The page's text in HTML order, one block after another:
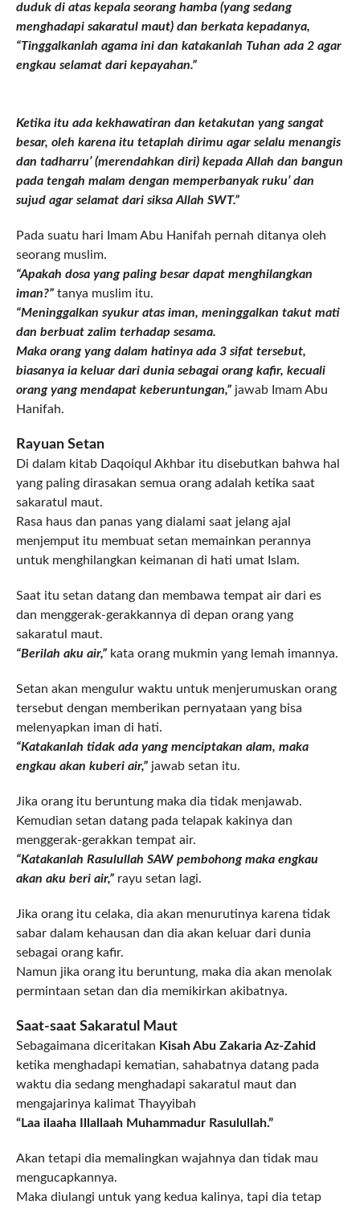
duduk di atas kepala seorang hamba (yang sedang
menghadapi sakaratul maut) dan berkata kepadanya,
“Tinggalkanlah agama ini dan katakanlah Tuhan ada 2 agar
engkau selamat dari kepayahan.”
Ketika itu ada kekhawatiran dan ketakutan yang sangat
besar, oleh karena itu tetaplah dirimu agar selalu menangis
dan tadharru’ (merendahkan diri) kepada Allah dan bangun
pada tengah malam dengan memperbanyak ruku’ dan
sujud agar selamat dari siksa Allah SWT.”
Pada suatu hari Imam Abu Hanifah pernah ditanya oleh
seorang muslim.
“Apakah dosa yang paling besar dapat menghilangkan
iman?”tanya muslim itu.
“Meninggalkan syukur atas iman, meninggalkan takut mati
dan berbuat zalim terhadap sesama.
Maka orang yang dalam hatinya ada 3 sifat tersebut,
biasanya ia keluar dari dunia sebagai orang kafir, kecuali
orang yang mendapat keberuntungan,” jawab Imam Abu
Hanifah.
Rayuan Setan
Di dalam kitab Daqoiqul Akhbar itu disebutkan bahwa hal
yang paling dirasakan semua orang adalah ketika saat
sakaratul maut.
Rasa haus dan panas yang dialami saat jelang ajal
menjemput itu membuat setan memainkan perannya
untuk menghilangkan keimanan di hati umat Islam.
Saat itu setan datang dan membawa tempat air dari es
dan menggerak-gerakkannya di depan orang yang
sakaratul maut.
“Berilah aku air,”kata orang mukmin yang lemah imannya.
Setan akan mengulur waktu untuk menjerumuskan orang
tersebut dengan memberikan pernyataan yang bisa
melenyapkan iman di hati.
“Katakanlah tidak ada yang menciptakan alam, maka
engkau akan kuberi air,”jawab setan itu.
Jika orang itu beruntung maka dia tidak menjawab.
Kemudian setan datang pada telapak kakinya dan
menggerak-gerakkan tempat air.
“Katakanlah Rasulullah SAW pembohong maka engkau
akan aku beri air,”rayu setan lagi.
Jika orang itu celaka, dia akan menurutinya karena tidak
sabar dalam kehausan dan dia akan keluar dari dunia
sebagai orang kafir.
Namun jika orang itu beruntung, maka dia akan menolak
permintaan setan dan dia memikirkan akibatnya.
Saat-saat Sakaratul Maut
Sebagaimana diceritakan Kisah Abu Zakaria Az-Zahid
ketika menghadapi kematian, sahabatnya datang pada
waktu dia sedang menghadapi sakaratul maut dan
mengajarinya kalimat Thayyibah
“Laa ilaaha Illallaah Muhammadur Rasulullah.”
Akan tetapi dia memalingkan wajahnya dan tidak mau
mengucapkannya.
Maka diulangi untuk yang kedua kalinya, tapi dia tetap